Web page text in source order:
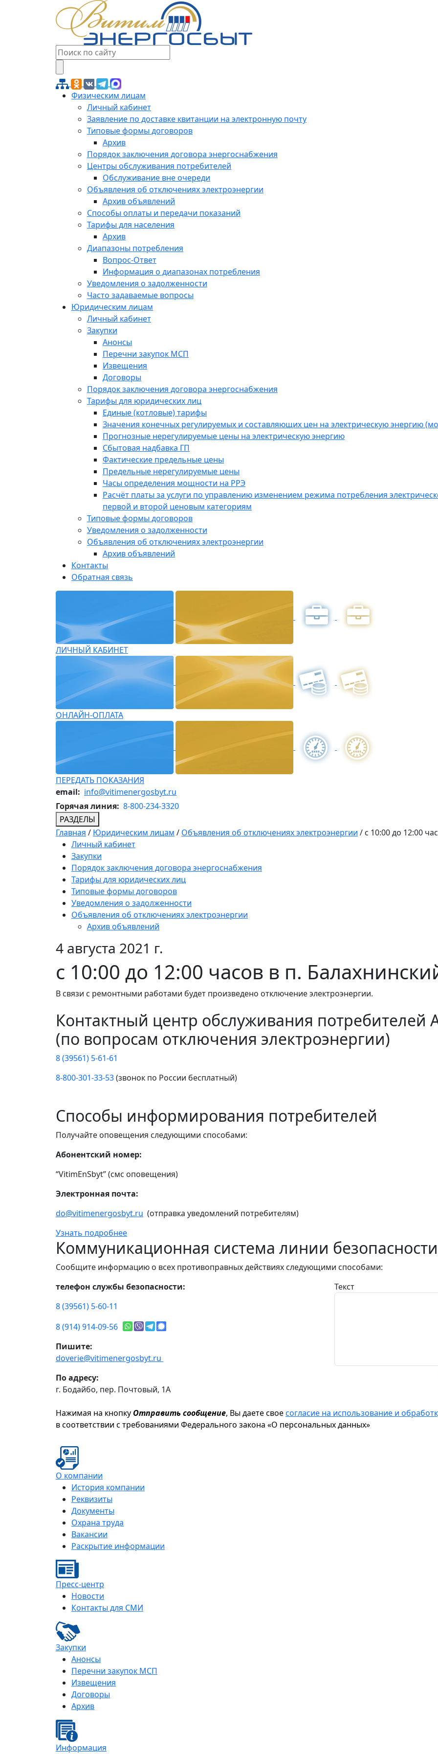
Физическим лицам
Личный кабинет
Заявление по доставке квитанции на электронную почту
Типовые формы договоров
Архив
Порядок заключения договора энергоснабжения
Центры обслуживания потребителей
Обслуживание вне очереди
Объявления об отключениях электроэнергии
Архив объявлений
Способы оплаты и передачи показаний
Тарифы для населения
Архив
Диапазоны потребления
Вопрос-Ответ
Информация о диапазонах потребления
Уведомления о задолженности
Часто задаваемые вопросы
Юридическим лицам
Личный кабинет
Закупки
Анонсы
Перечни закупок МСП
Извещения
Договоры
Порядок заключения договора энергоснабжения
Тарифы для юридических лиц
Единые (котловые) тарифы
Значения конечных регулируемых и составляющих цен на электрическую энергию
Прогнозные нерегулируемые цены на электрическую энергию
Сбытовая надбавка ГП
Фактические предельные цены
Предельные нерегулируемые цены
Часы определения мощности на РРЭ
Расчёт платы за услуги по управлению изменением режима потребления
первой и второй ценовым категориям
Типовые формы договоров
Уведомления о задолженности
Объявления об отключениях электроэнергии
Архив объявлений
Контакты
Обратная связь
ЛИЧНЫЙ КАБИНЕТ
ОНЛАЙН-ОПЛАТА
ПЕРЕДАТЬ ПОКАЗАНИЯ
email: info@vitimenergosbyt.ru
Горячая линия: 8-800-234-3320
РАЗДЕЛЫ
Главная / Юридическим лицам / Объявления об отключениях электроэнергии / с 10:00 до 12:00
Личный кабинет
Закупки
Порядок заключения договора энергоснабжения
Тарифы для юридических лиц
Типовые формы договоров
Уведомления о задолженности
Объявления об отключениях электроэнергии
Архив объявлений
4 августа 2021 г.
с 10:00 до 12:00 часов в п.
В связи с ремонтными работами будет произведено отключение электроэнергии.
Контактный центр обслуживания потребителей
(по вопросам отключения электроэнергии)
8 (39561) 5-61-61
8-800-301-33-53(звонок по России бесплатный)
Способы информирования потребителей
Получайте оповещения следующими способами:
Абонентский номер:
“VitimEnSbyt” (смс оповещения)
Электронная почта:
do@vitimenergosbyt.ru (отправка уведомлений потребителям)
Узнать подробнее
Коммуникационная система линии безопасности
Сообщите информацию о всех противоправных действиях следующими способами:
телефон службы безопасности:
8 (39561) 5-60-11
8 (914) 914-09-56
Пишите:
doverie@vitimenergosbyt.ru
По адресу:
г. Бодайбо, пер. Почтовый, 1А
Текст
Нажимая на кнопку Отправить сообщение, Вы даете своесогласие на использование и
в соответствии с требованиями Федерального закона «О персональных данных»
О компании
История компании
Реквизиты
Документы
Охрана труда
Вакансии
Раскрытие информации
Пресс-центр
Новости
Контакты для СМИ
Закупки
Анонсы
Перечни закупок МСП
Извещения
Договоры
Архив
Информация